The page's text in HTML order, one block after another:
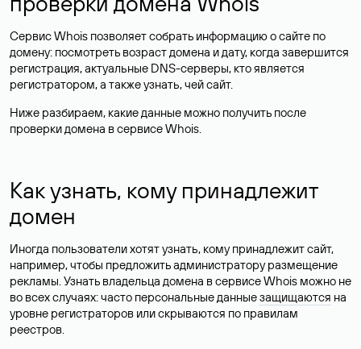
Сервис Whois позволяет собрать информацию о сайте по
домену: посмотреть возраст домена и дату, когда завершится
регистрация, актуальные DNS-серверы, кто является
регистратором, а также узнать, чей сайт.
Ниже разбираем, какие данные можно получить после
проверки домена в сервисе Whois.
Как узнать, кому принадлежит
домен
Иногда пользователи хотят узнать, кому принадлежит сайт,
например, чтобы предложить администратору размещение
рекламы. Узнать владельца домена в сервисе Whois можно не
во всех случаях: часто персональные данныезащищаются на
уровне регистраторов или скрываются по правилам
реестров.